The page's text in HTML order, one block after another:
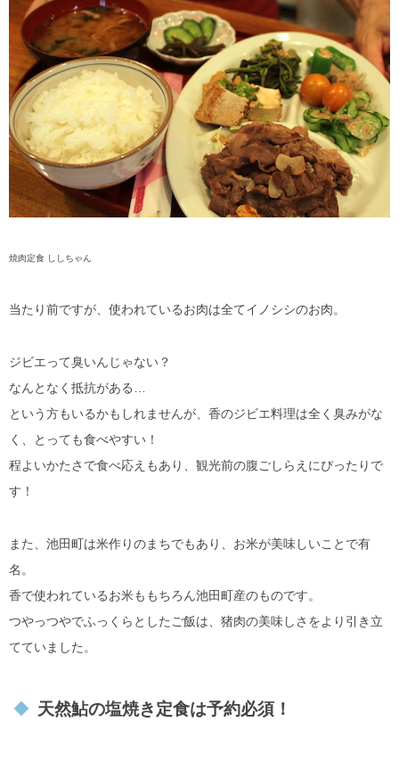
焼肉定食 ししちゃん
当たり前ですが、使われているお肉は全てイノシシのお肉。
ジビエって臭いんじゃない？
なんとなく抵抗がある…
という方もいるかもしれませんが、香のジビエ料理は全く臭みがな
く、とっても食べやすい！
程よいかたさで食べ応えもあり、観光前の腹ごしらえにぴったりで
す！
また、池田町は米作りのまちでもあり、お米が美味しいことで有
名。
香で使われているお米ももちろん池田町産のものです。
つやっつやでふっくらとしたご飯は、猪肉の美味しさをより引き立
てていました。
天然鮎の塩焼き定食は予約必須！